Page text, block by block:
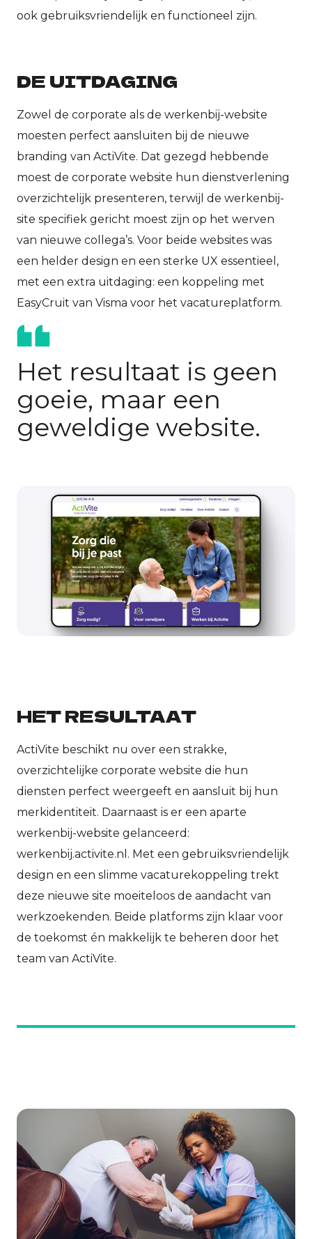
ook gebruiksvriendelijk en functioneel zijn.
DE UITDAGING
Zowel de corporate als de werkenbij-website
moesten perfect aansluiten bij de nieuwe
branding van ActiVite. Dat gezegd hebbende
moest de corporate website hun dienstverlening
overzichtelijk presenteren, terwijl de werkenbij-
site specifiek gericht moest zijn op het werven
van nieuwe collega’s. Voor beide websites was
een helder design en een sterke UX essentieel,
met een extra uitdaging: een koppeling met
EasyCruit van Visma voor het vacatureplatform.
Het resultaat is geen
goeie, maar een
geweldige website.
HET RESULTAAT
ActiVite beschikt nu over een strakke,
overzichtelijke corporate website die hun
diensten perfect weergeeft en aansluit bij hun
merkidentiteit. Daarnaast is er een aparte
werkenbij-website gelanceerd:
werkenbij.activite.nl. Met een gebruiksvriendelijk
design en een slimme vacaturekoppeling trekt
deze nieuwe site moeiteloos de aandacht van
werkzoekenden. Beide platforms zijn klaar voor
de toekomst én makkelijk te beheren door het
team van ActiVite.